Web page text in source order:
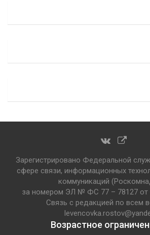
Зарегистрировано Федеральной
сфере связи, информационных
коммуникаций
за номером ЭЛ № ФС 77 – 78127 от
Связь с редакцией по всем
Возрастное